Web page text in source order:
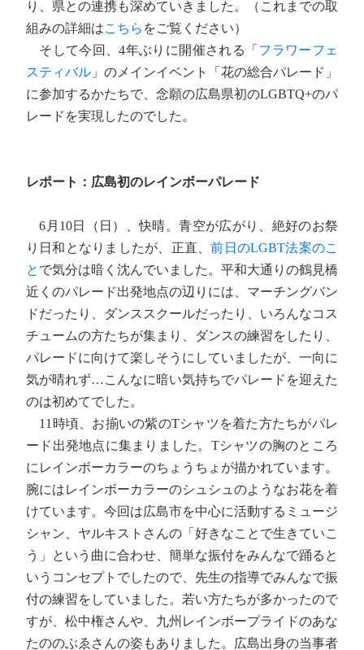
り、県との連携も深めていきました。（これまでの取
組みの詳細はこちら をご覧ください）
そして今回、4年ぶりに開催される「 フラワーフェ
スティバル 」のメインイベント「花の総合パレード」
に参加するかたちで、念願の広島県初のLGBTQ+のパ
レードを実現したのでした。
レポート：広島初のレインボーパレード
6月10日（日）、快晴。青空が広がり、絶好のお祭
り日和となりましたが、正直、前日のLGBT法案のこ
と で気分は暗く沈んでいました。平和大通りの鶴見橋
近くのパレード出発地点の辺りには、マーチングバン
ドだったり、ダンススクールだったり、いろんなコス
チュームの方たちが集まり、ダンスの練習をしたり、
パレードに向けて楽しそうにしていましたが、一向に
気が晴れず…こんなに暗い気持ちでパレードを迎えた
のは初めてでした。
11時頃、お揃いの紫のTシャツを着た方たちがパレ
ード出発地点に集まりました。Tシャツの胸のところ
にレインボーカラーのちょうちょが描かれています。
腕にはレインボーカラーのシュシュのようなお花を着
けています。今回は広島市を中心に活動するミュージ
シャン、ヤルキストさんの「好きなことで生きていこ
う」という曲に合わせ、簡単な振付をみんなで踊ると
いうコンセプトでしたので、先生の指導でみんなで振
付の練習をしていました。若い方たちが多かったので
すが、松中権さんや、九州レインボープライドのあな
たののぶゑさんの姿もありました。広島出身の当事者